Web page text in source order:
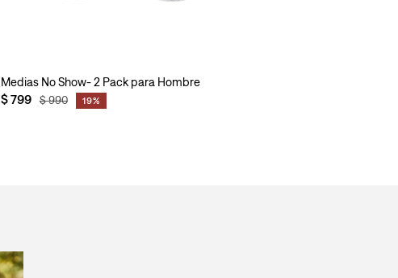
Medias No Show- 2 Pack para Hombre
$799 $990 19%